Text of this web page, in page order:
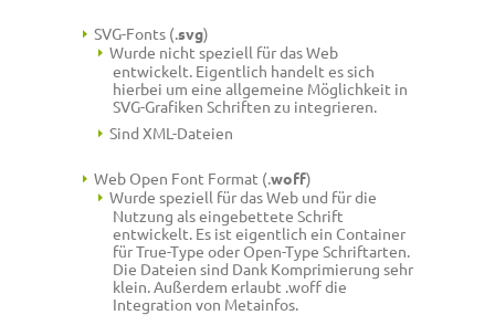
SVG-Fonts (.svg)
Wurde nicht speziell für das Web
entwickelt. Eigentlich handelt es sich
hierbei um eine allgemeine Möglichkeit in
SVG-Grafiken Schriften zu integrieren.
Sind XML-Dateien
Web Open Font Format (.woff)
Wurde speziell für das Web und für die
Nutzung als eingebettete Schrift
entwickelt. Es ist eigentlich ein Container
für True-Type oder Open-Type Schriftarten.
Die Dateien sind Dank Komprimierung sehr
klein. Außerdem erlaubt .woff die
Integration von Metainfos.